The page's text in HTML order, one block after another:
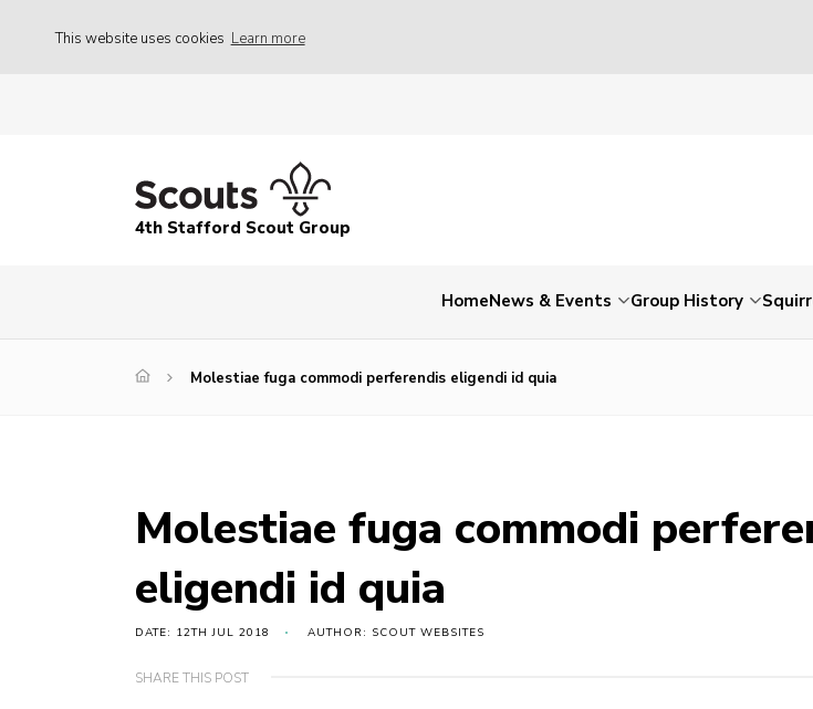
This website uses cookies Learn more
4th Stafford Scout Group
HomeNews & Events Group History
Molestiae fuga commodi perferendis eligendi id quia
Molestiae fuga commodi
eligendi id quia
DATE: 12TH JUL 2018 AUTHOR: SCOUT WEBSITES
SHARE THIS POST